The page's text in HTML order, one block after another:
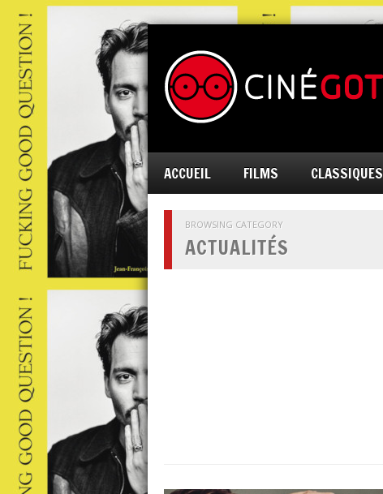
ACCUEIL FILMS CLASSIQUES
BROWSING CATEGORY
ACTUALITÉS